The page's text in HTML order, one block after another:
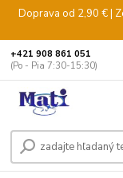
Doprava od 2,90 € |
+421 908 861 051
(Po - Pia 7:30-15:30)